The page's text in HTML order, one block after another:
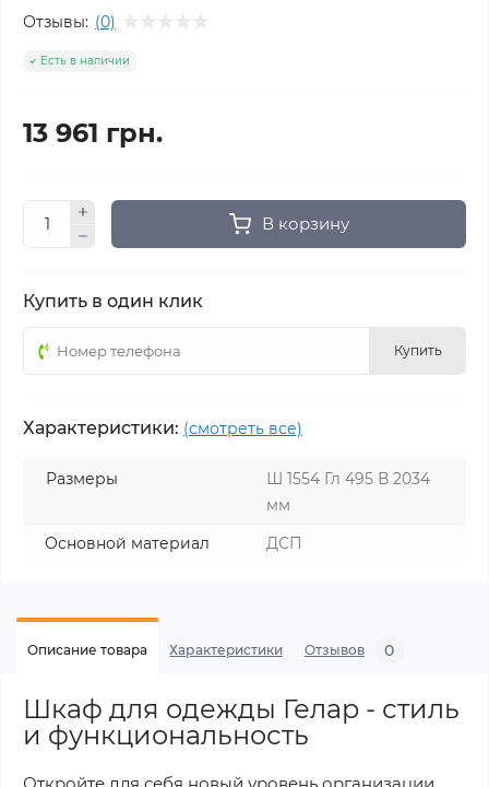
Отзывы: (0)
Есть в наличии
13 961 грн.
В корзину
Купить в один клик
Купить
Характеристики: (смотреть все)
Размеры
Ш 1554 Гл 495 В 2034
мм
Основной материал
ДСП
Описание товара Характеристики Отзывов 0
Шкаф для одежды Гелар - стиль
и функциональность